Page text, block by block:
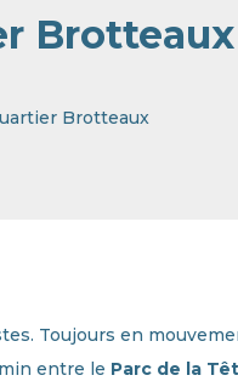
Brotteaux
Brotteaux
Toujours en
entre le Parc de la